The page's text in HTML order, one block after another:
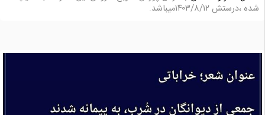
شده ،درستش ۱۴۰۳/۸/۱۲میباشد.